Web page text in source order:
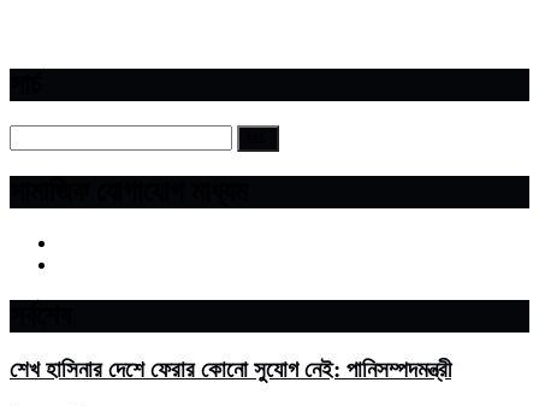
শেখ হাসিনার দেশে ফেরার কোনো সুযোগ নেই: পানিসম্পদমন্ত্রী